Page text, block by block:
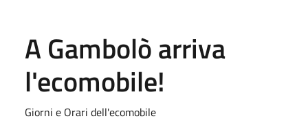
A Gambolò arriva
l'ecomobile!
Giorni e Orari dell'ecomobile